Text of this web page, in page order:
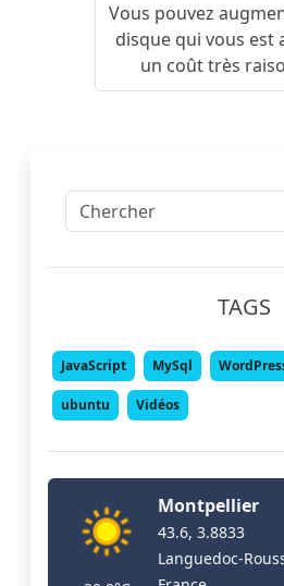
Vous pouvez
disque qui vous est
un coût très
TAGS
JavaScript MySql
ubuntu Vidéos
Montpellier
43.6, 3.8833
Languedoc-